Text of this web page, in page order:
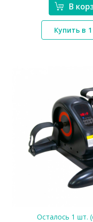
*}
В
Купить в
Осталось 1 шт.